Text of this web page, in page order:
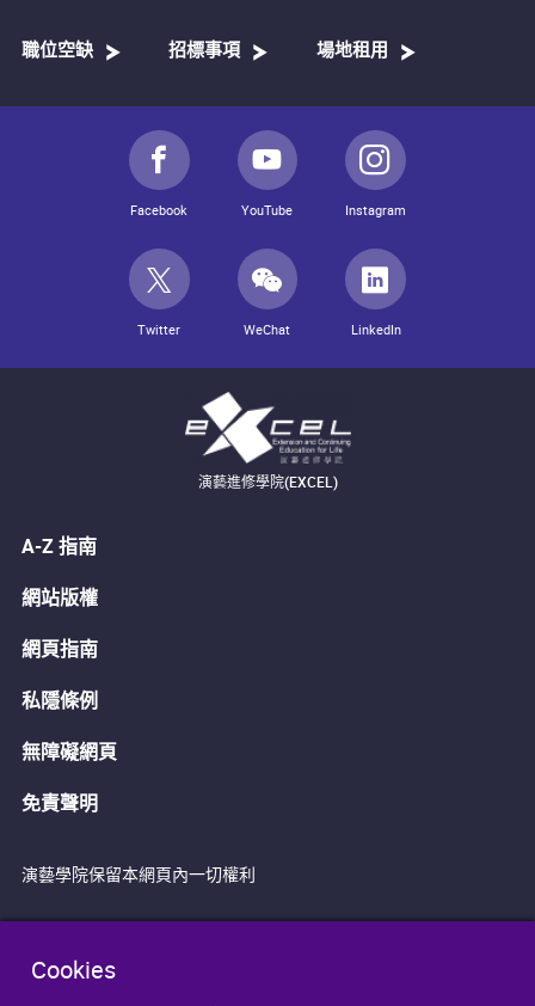
Cookies
職位空缺 招標事項 場地租用
Facebook YouTube Instagram
Twitter WeChat LinkedIn
演藝進修學院(EXCEL)
A-Z 指南
網站版權
網頁指南
私隱條例
無障礙網頁
免責聲明
演藝學院保留本網頁內一切權利